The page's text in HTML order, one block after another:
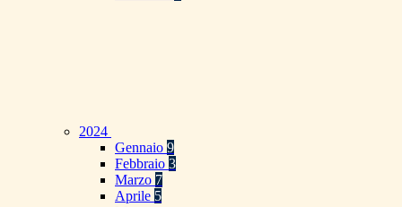
2024
Gennaio 9
Febbraio 3
Marzo 7
Aprile 5